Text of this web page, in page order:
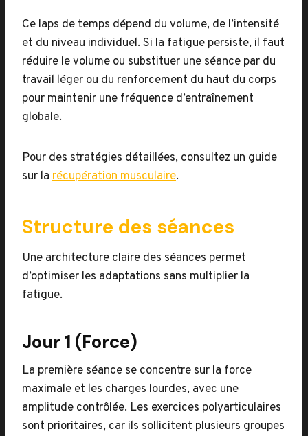
Ce laps de temps dépend du volume, de l’intensité
et du niveau individuel. Si la fatigue persiste, il faut
réduire le volume ou substituer une séance par du
travail léger ou du renforcement du haut du corps
pour maintenir une fréquence d’entraînement
globale.
Pour des stratégies détaillées, consultez un guide
sur la récupération musculaire.
Structure des séances
Une architecture claire des séances permet
d’optimiser les adaptations sans multiplier la
fatigue.
Jour 1 (Force)
La première séance se concentre sur la force
maximale et les charges lourdes, avec une
amplitude contrôlée. Les exercices polyarticulaires
sont prioritaires, car ils sollicitent plusieurs groupes